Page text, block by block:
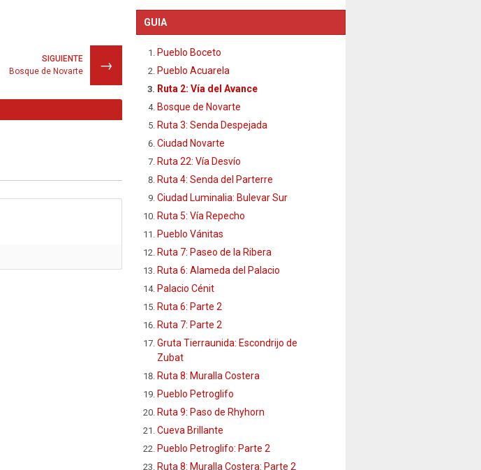
→
SIGUIENTE
Bosque de Novarte
GUIA
Pueblo Boceto
Pueblo Acuarela
Ruta 2: Vía del Avance
Bosque de Novarte
Ruta 3: Senda Despejada
Ciudad Novarte
Ruta 22: Vía Desvío
Ruta 4: Senda del Parterre
Ciudad Luminalia: Bulevar Sur
Ruta 5: Vía Repecho
Pueblo Vánitas
Ruta 7: Paseo de la Ribera
Ruta 6: Alameda del Palacio
Palacio Cénit
Ruta 6: Parte 2
Ruta 7: Parte 2
Gruta Tierraunida: Escondrijo de
Zubat
Ruta 8: Muralla Costera
Pueblo Petroglifo
Ruta 9: Paso de Rhyhorn
Cueva Brillante
Pueblo Petroglifo: Parte 2
Ruta 8: Muralla Costera: Parte 2